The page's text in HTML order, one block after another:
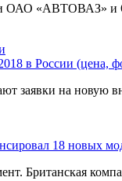
ОАО «АВТОВАЗ»
в России (цена,
заявки на новую
18 новых
Британская